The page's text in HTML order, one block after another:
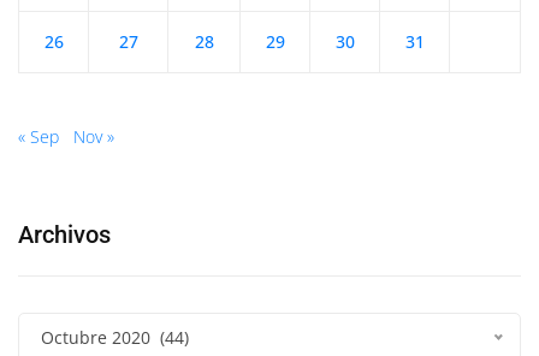
26 27 28 29 30 31
« Sep Nov »
Archivos
Octubre 2020 (44)